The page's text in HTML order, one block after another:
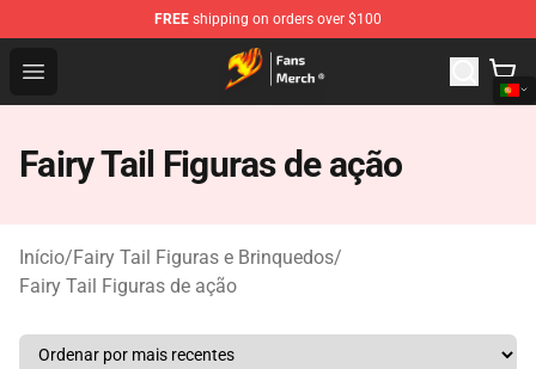
FREE shipping on orders over $100
Open menu
Fairy Tail Store - Official Fairy Tail Merchandise Shop
Fairy Tail Figuras de ação
Início/Fairy Tail Figuras e Brinquedos/
Fairy Tail Figuras de ação